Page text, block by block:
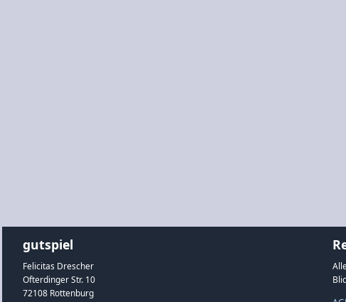
gutspiel
Felicitas Drescher
Ofterdinger Str. 10
72108 Rottenburg